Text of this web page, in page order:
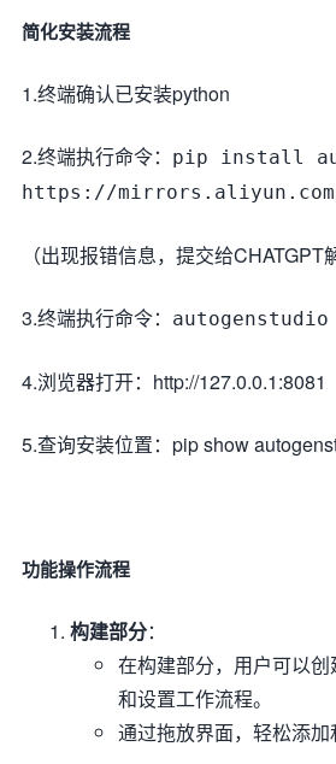
简化安装流程
1.终端确认已安装python
2.终端执行命令：
pip install
https://
（出现报错信息，提交给CHATGPT
3.终端执行命令：
4.浏览器打开：http://127.0.0.1:8081
5.查询安装位置：pipshow
功能操作流程
构建部分：
在构建部分，用户可以
和设置工作流程。
通过拖放界面，轻松添加